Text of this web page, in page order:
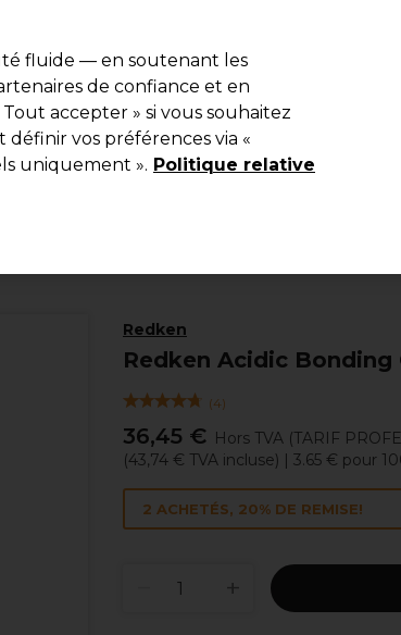
salon Beauté Hommes Les
Redken
Redken Acidic
(4)
36,45 € Hors TVA (TARIF
(43,74 € TVA incluse) | 3.65 € pour
2 ACHETÉS, 20% DE REMISE!
fluide — en soutenant les
de confiance et en
accepter » si vous souhaitez
vos préférences via «
uniquement ». Politique relative